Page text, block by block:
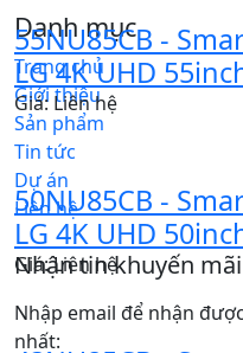
55NU85CB -
LG 4K UHD
Giá: Liên hệ
50NU85CB -
LG 4K UHD
Giá: Liên hệ
Danh mục
Trang chủ
Giới thiệu
Sản phẩm
Tin tức
Dự án
Liên hệ
Nhận tin khuyến mãi
Nhập email để nhận
nhất: